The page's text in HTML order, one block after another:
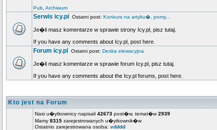
Pub Archiwum
Serwis icy.pl Ostatni post: Konkurs na artyku�, pomy...
Je�li masz komentarze w sprawie strony Icy.pl, pisz tutaj.
If you have any comments about Icy.pl, post here.
Forum icy.pl Ostatni post: Deska elewacyjna
Je�li masz komentarze w sprawie forum Icy.pl, pisz tutaj.
If you have any comments about the Icy.pl forums, post here.
Kto jest na Forum
Nasi u�ytkownicy napisali 42673 post�w, temat�w2939
Mamy 8315 zarejestrowanych u�ytkownik�w
Ostatnio zarejestrowana osoba: vdddd